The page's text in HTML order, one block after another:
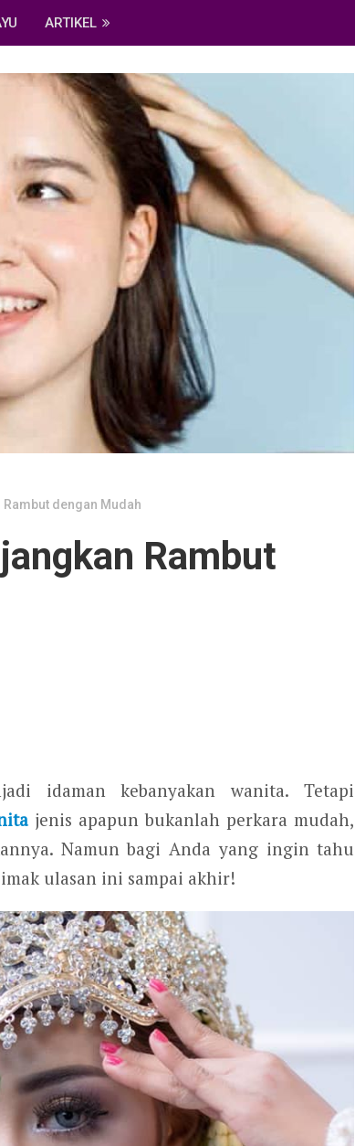
ARTIKEL
dengan Mudah
Rambut
idaman kebanyakan wanita. Tetapi
jenis apapun bukanlah perkara mudah,
Namun bagi Anda yang ingin tahu
ulasan ini sampai akhir!